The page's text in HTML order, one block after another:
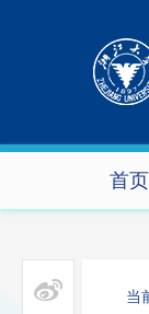
首页
当